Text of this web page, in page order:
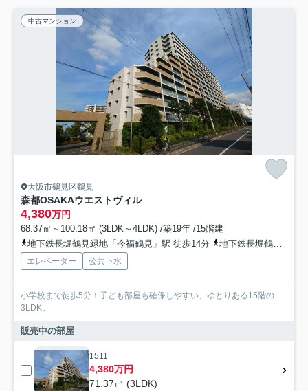
中古マンション
大阪市鶴見区鶴見
森都OSAKAウエストヴィル
4,380万円
68.37㎡～100.18㎡ (3LDK～4LDK) /築19年 /15階建
地下鉄長堀鶴見緑地「今福鶴見」駅 徒歩14分
地下鉄長堀鶴見緑地「横堤」駅 徒歩14分
エレベーター 公共下水
小学校まで徒歩5分！子ども部屋も確保しやすい、ゆとりある15階の
3LDK。
販売中の部屋
1511
4,380万円
71.37㎡ (3LDK)